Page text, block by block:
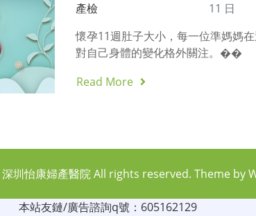
產檢
11 日
懷孕11週肚子大小，每一位準媽媽
對自己身體的變化格外關注。��
Read More
深圳怡康婦產醫院All rights reserved. Theme by
本站友鏈/廣告諮詢q號：605162129